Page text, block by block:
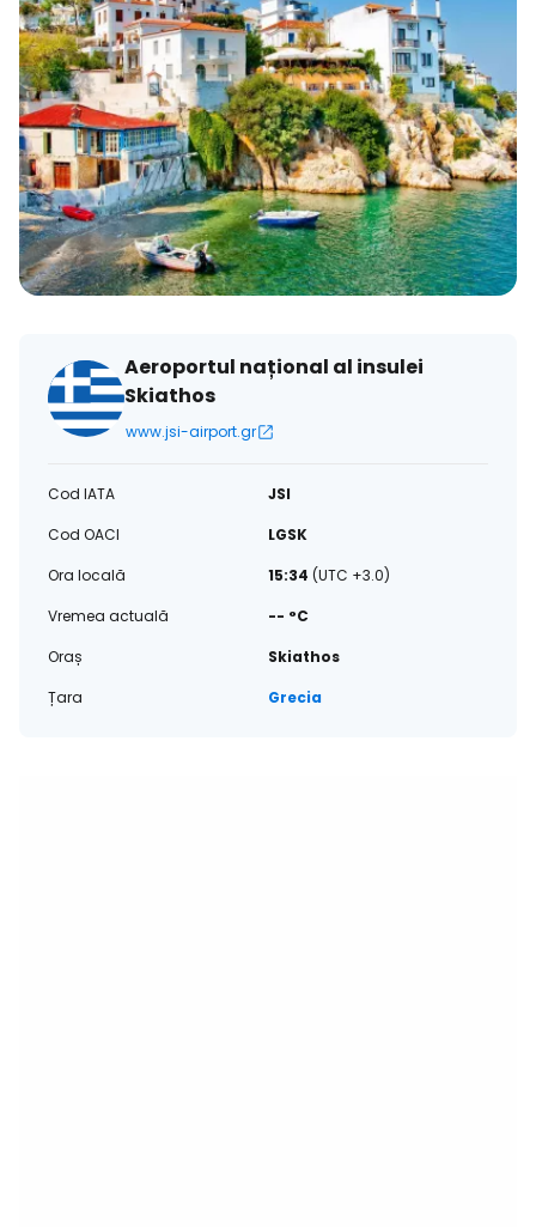
Aeroportul național al insulei
Skiathos
www.jsi-airport.gr
Cod IATA
JSI
Cod OACI
LGSK
Ora locală
15:34 (UTC +3.0)
Vremea actuală
-- °C
Oraș
Skiathos
Țara
Grecia